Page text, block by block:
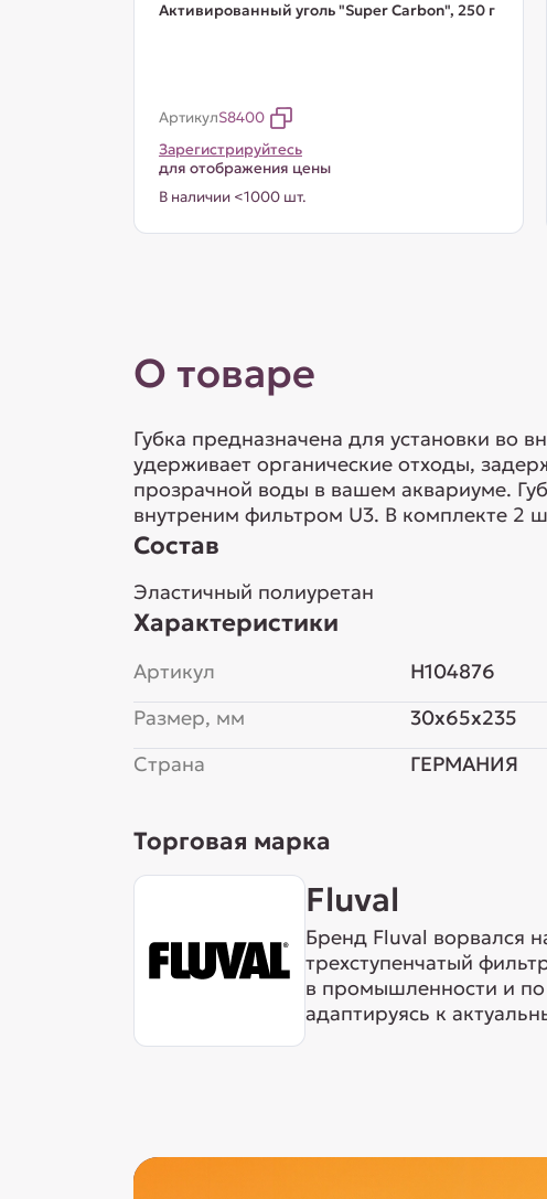
Активированный уголь "Super Carbon", 250 г
АртикулS8400
Зарегистрируйтесь
для отображения цены
В наличии <1000 шт.
О товаре
Губка предназначена для установки во
удерживает органические отходы,
прозрачной воды в вашем аквариуме.
внутреним фильтром U3. В комплекте 2
Состав
Эластичный полиуретан
Характеристики
Артикул
H104876
Размер, мм
30x65x235
Страна
ГЕРМАНИЯ
Торговая марка
Fluval
Бренд Fluval ворвался
трехступенчатый
в промышленности и по
адаптируясь к